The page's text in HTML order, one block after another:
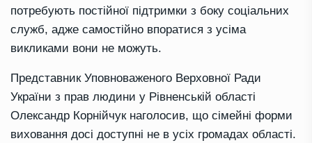
потребують постійної підтримки з боку соціальних
служб, адже самостійно впоратися з усіма
викликами вони не можуть.
Представник Уповноваженого Верховної Ради
України з прав людини у Рівненській області
Олександр Корнійчук наголосив, що сімейні форми
виховання досі доступні не в усіх громадах області.